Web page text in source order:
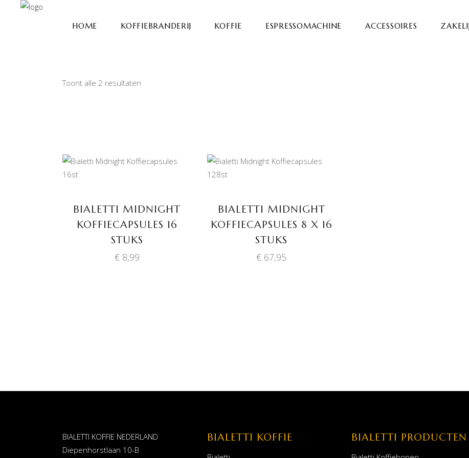
HOME KOFFIEBRANDERIJ KOFFIE ESPRESSOMACHINE ACCESSOIRES
Toont alle 2 resultaten
BIALETTI MIDNIGHT
KOFFIECAPSULES 16
STUKS
€8,99
BIALETTI MIDNIGHT
KOFFIECAPSULES 8 X 16
STUKS
€ 67,95
BIALETTI KOFFIE NEDERLAND
Diepenhorstlaan 10-B
BIALETTI KOFFIE BIALETTI PRODUCTEN